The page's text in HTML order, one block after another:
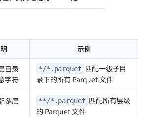
示例
目录
字符
*/*.parquet 匹配一级子目
录下的所有 Parquet 文件
多层
**/*.parquet 匹配所有层级
的 Parquet 文件